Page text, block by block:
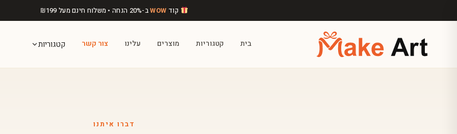
קוד WOWב-20% הנחה • משלוח חינם מעל ₪199
בית קטגוריות מוצרים עלינו צור קשר קטגוריות
דברו איתנו